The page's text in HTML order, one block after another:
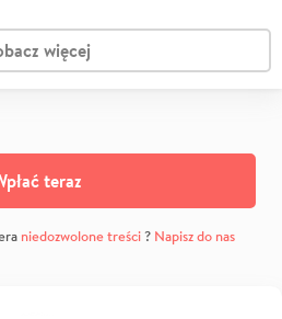
więcej
teraz
niedozwolone treści? Napisz do nas